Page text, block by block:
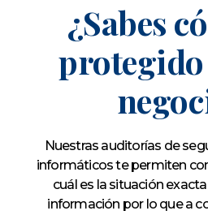
¿Sabes
protegido
Nuestras auditorías de
informáticos te permiten
cuál es la situación
información por lo que a